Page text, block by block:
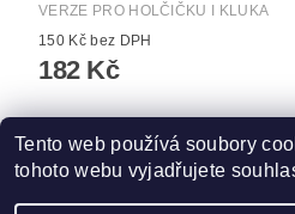
VERZE PRO HOLČIČKU I KLUKA
150 Kč bez DPH
182 Kč
Zboží.cz | Heureka.cz |
Tento web používá soubory
tohoto webu vyjadřujete